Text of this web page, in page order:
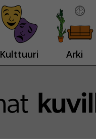
Kulttuuri Arki